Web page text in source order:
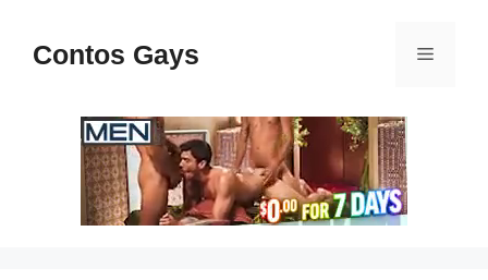
paraContos Gays Menu